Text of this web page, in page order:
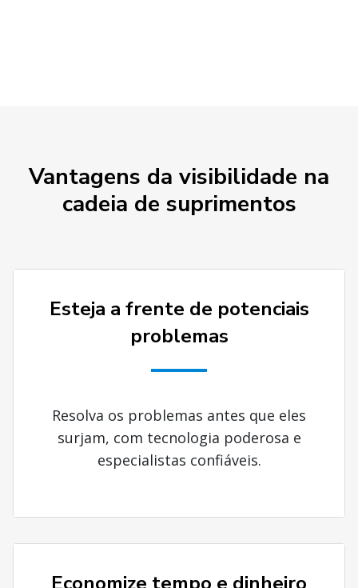
Vantagens da visibilidade na
cadeia de suprimentos
Esteja a frente de potenciais
problemas
Resolva os problemas antes que eles
surjam, com tecnologia poderosa e
especialistas confiáveis.